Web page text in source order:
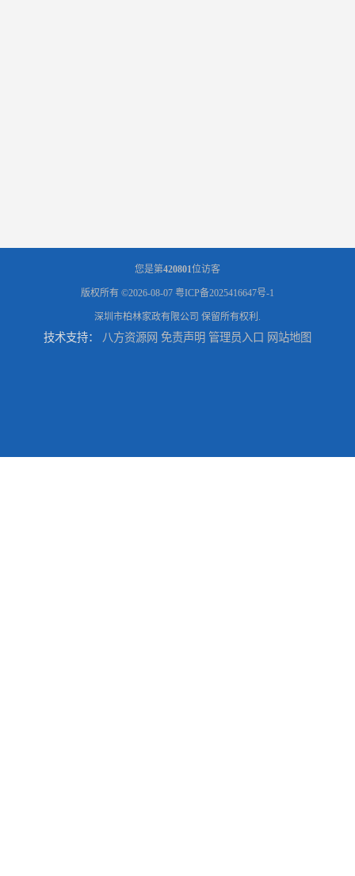
您是第420801位访客
版权所有 ©2026-08-07 粤ICP备2025416647号-1
深圳市柏林家政有限公司 保留所有权利.
技术支持： 八方资源网 免责声明 管理员入口 网站地图